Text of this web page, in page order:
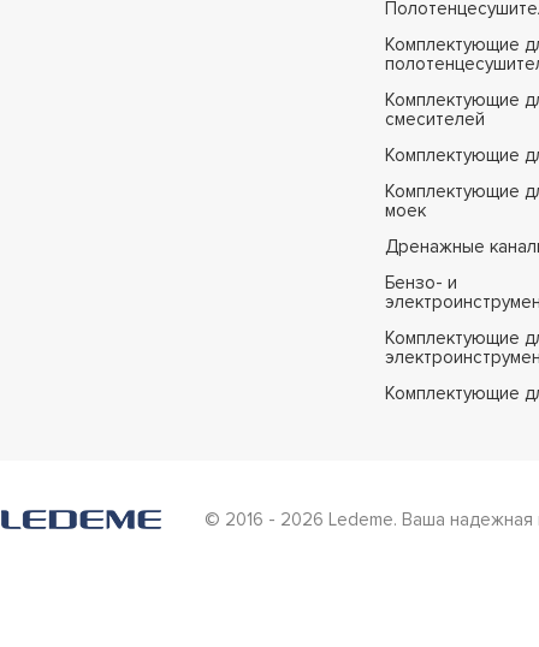
Комплектующие
Комплектующие
смесителей
Комплектующие
Комплектующие
моек
Дренажные
Бензо- и
Комплектующие
Комплектующие
© 2016 - 2026 Ledeme. Ваша